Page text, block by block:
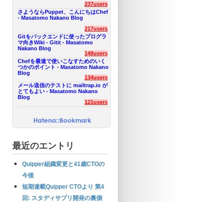
237users
さようならPuppet、こんにちはChef
- Masatomo Nakano Blog
217users
Gitをバックエンドに使ったプログラ
マ向きWiki - Gitit - Masatomo
Nakano Blog
148users
Chefを最速で使いこなすためのいく
つかのポイント - Masatomo Nakano
Blog
134users
メール送信のテストに mailtrap.io が
とてもよい - Masatomo Nakano
Blog
121users
最近のエントリ
Quipper組織変更と41歳CTOの
今後
短期連載Quipper CTOより 第4
回: スタディサプリ開発の裏側